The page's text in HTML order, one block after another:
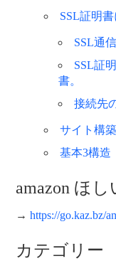
SSL証明書
SSL通
SSL証
書。
接続先
サイト構
基本3構造
amazon ほ
→ https://go.kaz.bz/
カテゴリー